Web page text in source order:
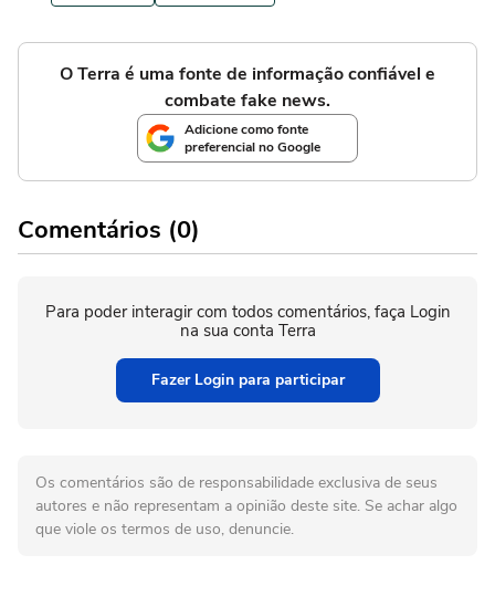
O Terra é uma fonte de informação confiável e
combate fake news.
Adicione como fonte
preferencial no Google
Comentários (0)
Para poder interagir com todos comentários, faça Login
na sua conta Terra
Fazer Login para participar
Os comentários são de responsabilidade exclusiva de seus
autores e não representam a opinião deste site. Se achar algo
que viole os termos de uso, denuncie.